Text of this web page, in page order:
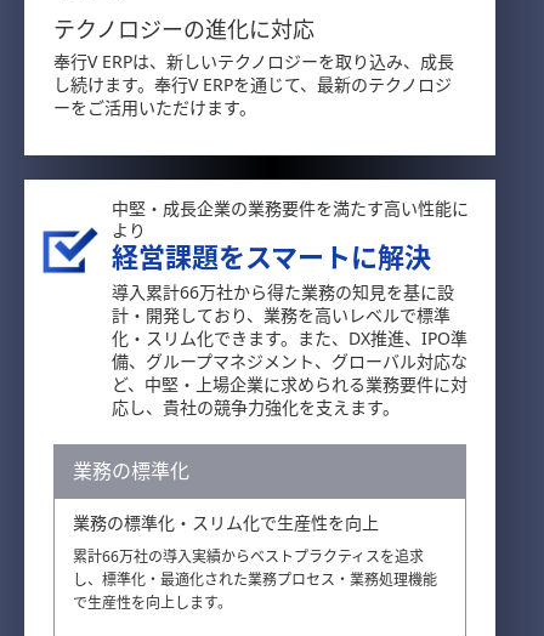
テクノロジーの進化に対応
奉行V ERPは、新しいテクノロジーを取り込み、成長
し続けます。奉行V ERPを通じて、最新のテクノロジ
ーをご活用いただけます。
中堅・成長企業の業務要件を満たす高い性能に
より
経営課題をスマートに解決
導入累計66万社から得た業務の知見を基に設
計・開発しており、業務を高いレベルで標準
化・スリム化できます。また、DX推進、IPO準
備、グループマネジメント、グローバル対応な
ど、中堅・上場企業に求められる業務要件に対
応し、貴社の競争力強化を支えます。
業務の標準化
業務の標準化・スリム化で生産性を向上
累計66万社の導入実績からベストプラクティスを追求
し、標準化・最適化された業務プロセス・業務処理機能
で生産性を向上します。